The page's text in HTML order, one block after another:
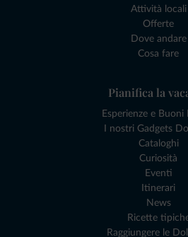
Attività locali
Offerte
Dove andare
Cosa fare
Pianifica la
Esperienze e Buoni
I nostri Gadgets
Cataloghi
Curiosità
Eventi
Itinerari
News
Ricette
Raggiungere le